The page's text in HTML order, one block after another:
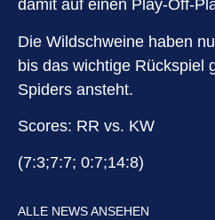
damit auf einen Play-Off-
Die Wildschweine haben
bis das wichtige Rückspiel
Spiders ansteht.
Scores: RR vs. KW
(7:3;7:7; 0:7;14:8)
ALLE NEWS ANSEHEN